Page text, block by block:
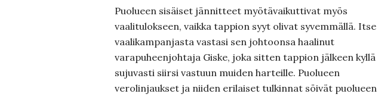
Puolueen sisäiset jännitteet myötävaikuttivat myös
vaalitulokseen, vaikka tappion syyt olivat syvemmällä. Itse
vaalikampanjasta vastasi sen johtoonsa haalinut
varapuheenjohtaja Giske, joka sitten tappion jälkeen kyllä
sujuvasti siirsi vastuun muiden harteille. Puolueen
verolinjaukset ja niiden erilaiset tulkinnat söivät puolueen